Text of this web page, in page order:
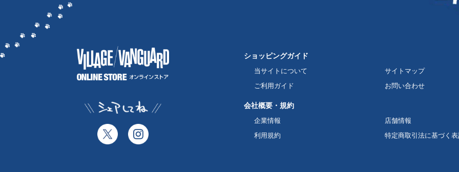
ショッピングガイド
当サイトについて
サイトマップ
ご利用ガイド
お問い合わせ
会社概要・規約
企業情報
店舗情報
利用規約
特定商取引法に基づく表